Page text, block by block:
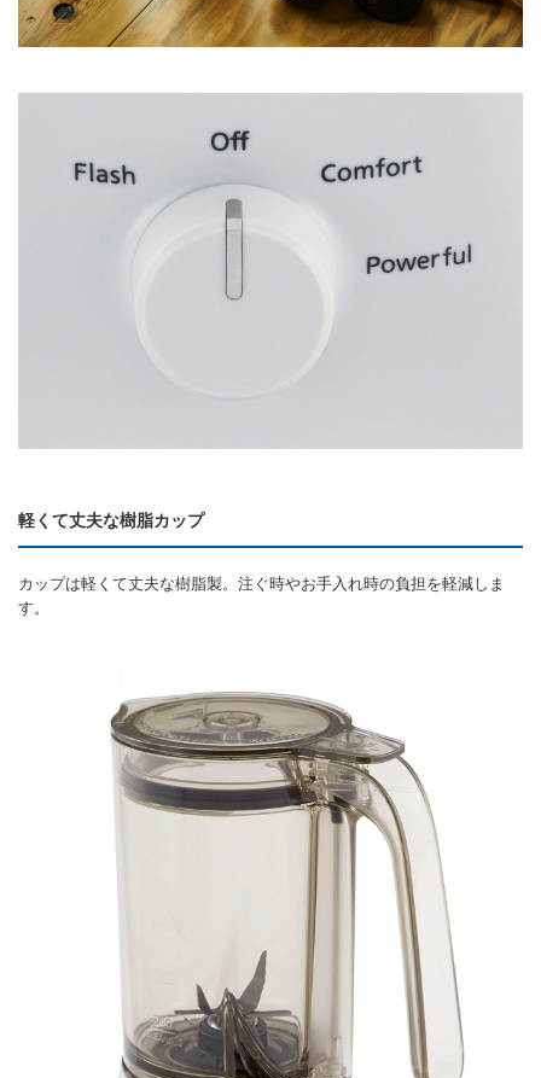
軽くて丈夫な樹脂カップ
カップは軽くて丈夫な樹脂製。注ぐ時やお手入れ時の負担を軽減しま
す。